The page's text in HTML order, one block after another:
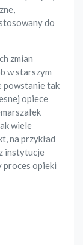
do
zmian
w starszym
powstanie tak
opiece
wiele
na przykład
instytucje
proces opieki